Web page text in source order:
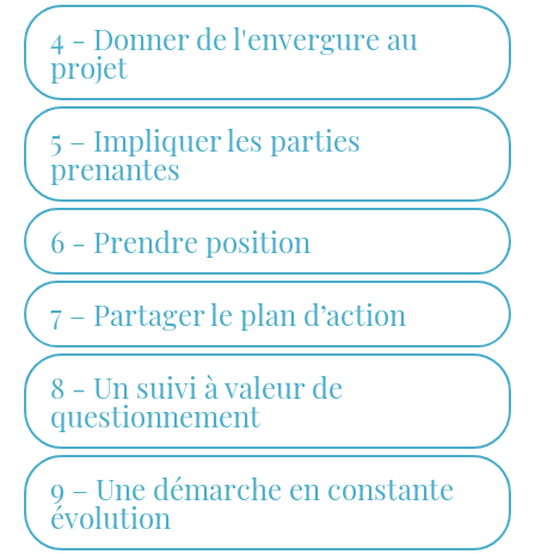
4 - Donner de l'envergure au
projet
5 – Impliquer les parties
prenantes
6 - Prendre position
7 – Partager le plan d’action
8 - Un suivi à valeur de
questionnement
9 – Une démarche en constante
évolution